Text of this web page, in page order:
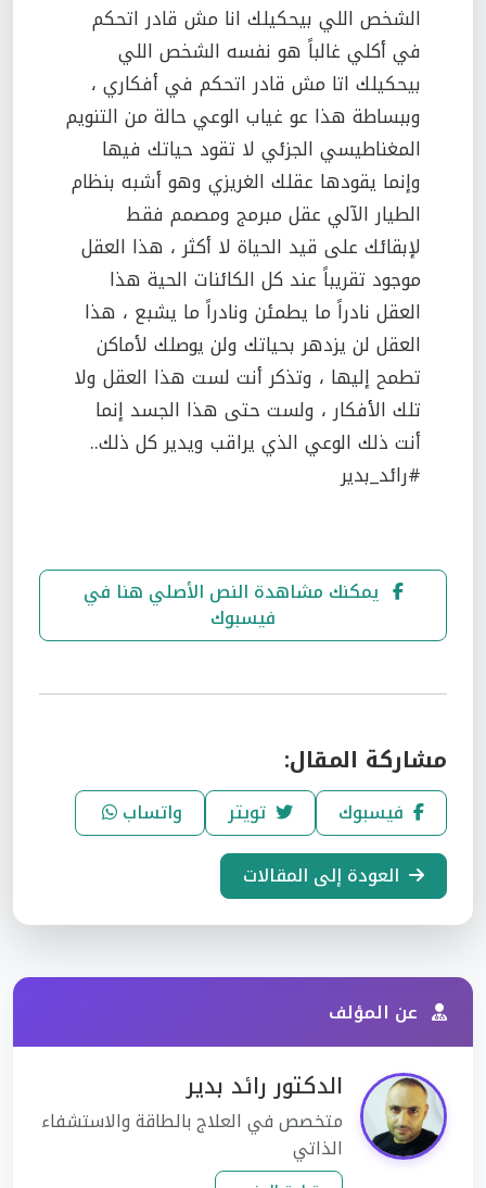
الشخص اللي بيحكيلك انا مش قادر اتحكم
في أكلي غالباً هو نفسه الشخص اللي
بيحكيلك اتا مش قادر اتحكم في أفكاري ،
وببساطة هذا عو غياب الوعي حالة من التنويم
المغناطيسي الجزئي لا تقود حياتك فيها
وإنما يقودها عقلك الغريزي وهو أشبه بنظام
الطيار الآلي عقل مبرمج ومصمم فقط
لإبقائك على قيد الحياة لا أكثر ، هذا العقل
موجود تقريباً عند كل الكائنات الحية هذا
العقل نادراً ما يطمئن ونادراً ما يشبع ، هذا
العقل لن يزدهر بحياتك ولن يوصلك لأماكن
تطمح إليها ، وتذكر أنت لست هذا العقل ولا
تلك الأفكار ، ولست حتى هذا الجسد إنما
أنت ذلك الوعي الذي يراقب ويدير كل ذلك..
#رائد_بدير
يمكنك مشاهدة النص الأصلي هنا في
فيسبوك
مشاركة المقال:
فيسبوك تويتر
واتساب
العودة إلى المقالات
عن المؤلف
الدكتور رائد بدير
متخصص في العلاج بالطاقة والاستشفاء
الذاتي